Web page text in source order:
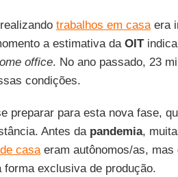
trabalhos em casaera
a estimativa da OITindica
office. No ano passado, 23
condições.
preparar para esta nova fase,
Antes da pandemia,
casaeram autônomos/as, mas
exclusiva de produção.